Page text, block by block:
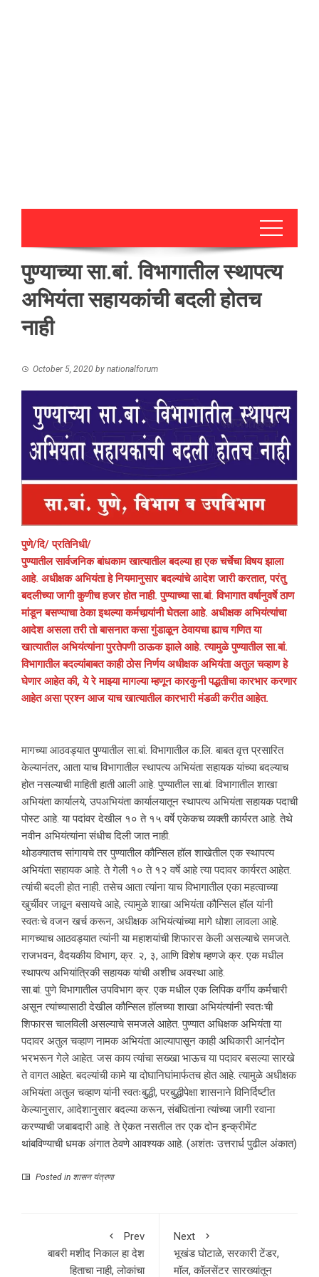
पुण्याच्या सा.बां. विभागातील स्थापत्य
अभियंता सहायकांची बदली होतच
नाही
October 5, 2020 by nationalforum
पुणे/दि/ प्रतिनिधी/
पुण्यातील सार्वजनिक बांधकाम खात्यातील बदल्या हा एक चर्चेचा विषय झाला
आहे. अधीक्षक अभियंता हे नियमानुसार बदल्यांचे आदेश जारी करतात, परंतु
बदलीच्या जागी कुणीच हजर होत नाही. पुण्याच्या सा.बां. विभागात वर्षानुवर्षे ठाण
मांडून बसण्याचा ठेका इथल्या कर्मचार्‍यांनी घेतला आहे. अधीक्षक अभियंत्यांचा
आदेश असला तरी तो बासनात कसा गुंडाळून ठेवायचा ह्याच गणित या
खात्यातील अभियंत्यांना पुरतेपणी ठाऊक झाले आहे. त्यामुळे पुण्यातील सा.बां.
विभागातील बदल्यांबाबत काही ठोस निर्णय अधीक्षक अभियंता अतुल चव्हाण हे
घेणार आहेत की, ये रे माझ्या मागल्या म्हणून कारकुनी पद्धतीचा कारभार करणार
आहेत असा प्रश्‍न आज याच खात्यातील कारभारी मंडळी करीत आहेत.
मागच्या आठवड्यात पुण्यातील सा.बां. विभागातील क.लि. बाबत वृत्त प्रसारित
केल्यानंतर, आता याच विभागातील स्थापत्य अभियंता सहायक यांच्या बदल्याच
होत नसल्याची माहिती हाती आली आहे. पुण्यातील सा.बां. विभागातील शाखा
अभियंता कार्यालये, उपअभियंता कार्यालयातून स्थापत्य अभियंता सहायक पदाची
पोस्ट आहे. या पदांवर देखील १० ते १५ वर्षे एकेकच व्यक्ती कार्यरत आहे. तेथे
नवीन अभियंत्यांना संधीच दिली जात नाही.
थोडक्यातच सांगायचे तर पुण्यातील कौन्सिल हॉल शाखेतील एक स्थापत्य
अभियंता सहायक आहे. ते गेली १० ते १२ वर्षे आहे त्या पदावर कार्यरत आहेत.
त्यांची बदली होत नाही. तसेच आता त्यांना याच विभागातील एका महत्वाच्या
खुर्चीवर जावून बसायचे आहे, त्यामुळे शाखा अभियंता कौन्सिल हॉल यांनी
स्वतःचे वजन खर्च करून, अधीक्षक अभियंत्यांच्या मागे धोशा लावला आहे.
मागच्याच आठवड्यात त्यांनी या महाशयांची शिफारस केली असल्याचे समजते.
राजभवन, वैदयकीय विभाग, क्र. २, ३, आणि विशेष म्हणजे क्र. एक मधील
स्थापत्य अभियांत्रिकी सहायक यांची अशीच अवस्था आहे.
सा.बां. पुणे विभागातील उपविभाग क्र. एक मधील एक लिपिक वर्गीय कर्मचारी
असून त्यांच्यासाठी देखील कौन्सिल हॉलच्या शाखा अभियंत्यांनी स्वतःची
शिफारस चालविली असल्याचे समजले आहेत. पुण्यात अधिक्षक अभियंता या
पदावर अतुल चव्हाण नामक अभियंता आल्यापासून काही अधिकारी आनंदोन
भरभरून गेले आहेत. जस काय त्यांचा सख्खा भाऊच या पदावर बसल्या सारखे
ते वागत आहेत. बदल्यांची कामे या दोघानिघांमार्फतच होत आहे. त्यामुळे अधीक्षक
अभियंता अतुल चव्हाण यांनी स्वतःबुद्धी, परबुद्धीपेक्षा शासनाने विनिर्दिष्टीत
केल्यानुसार, आदेशानुसार बदल्या करून, संबंधितांना त्यांच्या जागी रवाना
करण्याची जबाबदारी आहे. ते ऐकत नसतील तर एक दोन इन्क्रीमेंट
थांबविण्याची धमक अंगात ठेवणे आवश्यक आहे. (अशंतः उत्तरार्ध पुढील अंकात)
Posted in शासन यंत्रणा
Prev
बाबरी मशीद निकाल हा देश
हिताचा नाही, लोकांचा
Next
भूखंड घोटाळे, सरकारी टेंडर,
मॉल, कॉलसेंटर सारख्यांतून